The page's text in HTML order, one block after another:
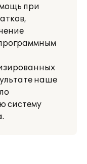
при
наше
систему